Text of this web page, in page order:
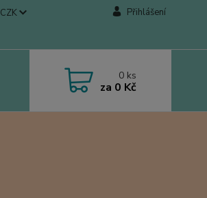
CZK Přihlášení
0 ks
za 0 Kč